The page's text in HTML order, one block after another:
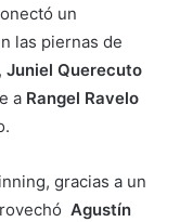
un
las piernas de
Juniel Querecuto
a Rangel Ravelo
gracias a un
Agustín